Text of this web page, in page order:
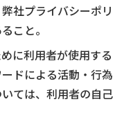
社プライバシーポリ
こと。
に利用者が使用する
ドによる活動・行為
ては、利用者の自己